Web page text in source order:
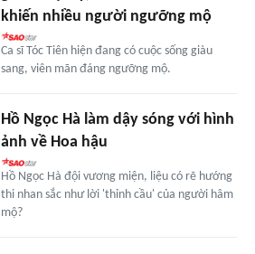
khiến nhiều người ngưỡng mộ
Ca sĩ Tóc Tiên hiện đang có cuộc sống giàu
sang, viên mãn đáng ngưỡng mộ.
Hồ Ngọc Hà làm dậy sóng với hình
ảnh về Hoa hậu
Hồ Ngọc Hà đội vương miện, liệu có rẽ hướng
thi nhan sắc như lời 'thỉnh cầu' của người hâm
mộ?